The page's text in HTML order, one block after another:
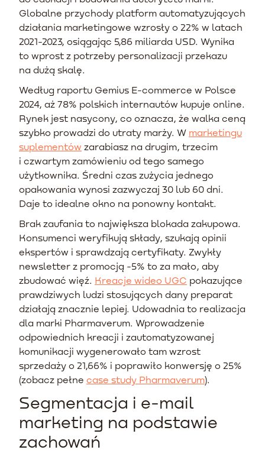
Globalne przychody platform automatyzujących
działania marketingowe wzrosły o 22% w latach
2021-2023, osiągając 5,86 miliarda USD. Wynika
to wprost z potrzeby personalizacji przekazu
na dużą skalę.
Według raportu Gemius E-commerce w Polsce
2024, aż 78% polskich internautów kupuje online.
Rynek jest nasycony, co oznacza, że walka ceną
szybko prowadzi do utraty marży. W marketingu
suplementów zarabiasz na drugim, trzecim
i czwartym zamówieniu od tego samego
użytkownika. Średni czas zużycia jednego
opakowania wynosi zazwyczaj 30 lub 60 dni.
Daje to idealne okno na ponowny kontakt.
Brak zaufania to największa blokada zakupowa.
Konsumenci weryfikują składy, szukają opinii
ekspertów i sprawdzają certyfikaty. Zwykły
newsletter z promocją -5% to za mało, aby
zbudować więź. Kreacje wideo UGC pokazujące
prawdziwych ludzi stosujących dany preparat
działają znacznie lepiej. Udowadnia to realizacja
dla marki Pharmaverum. Wprowadzenie
odpowiednich kreacji i zautomatyzowanej
komunikacji wygenerowało tam wzrost
sprzedaży o 21,66% i poprawiło konwersję o 25%
(zobacz pełne case study Pharmaverum).
Segmentacja i e-mail
marketing na podstawie
zachowań